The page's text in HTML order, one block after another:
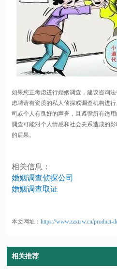
如果您正考虑进行婚姻调查，建议咨询
虑聘请有资质的私人侦探或调查机构进
司或个人有良好的声誉，且遵循所有适
调查可能对个人情感和社会关系造成的
的后果。
相关信息：
婚姻调查侦探公司
婚姻调查取证
本文网址：https://www.zzxtsw.cn/product-
相关推荐